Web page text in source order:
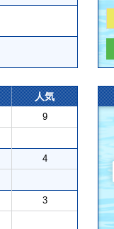
人気
9
4
3